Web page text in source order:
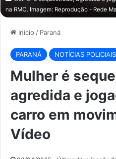
na RMC. Imagem: Reprodução - Rede
Início / Paraná
PARANÁ NOTÍCIAS
Mulher é
agredida e
carro em
Vídeo